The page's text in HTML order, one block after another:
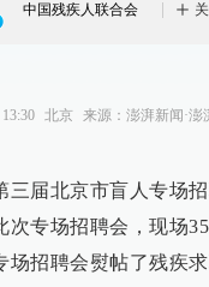
中国残疾人联合会
北京 来源： 澎湃新闻·澎
三届北京市盲人专场
次专场招聘会，现场
场招聘会熨帖了残疾